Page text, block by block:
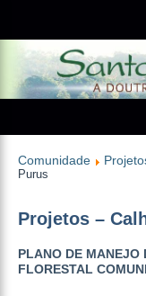
Comunidade
Purus
Projetos –
PLANO DE MANEJO
FLORESTAL